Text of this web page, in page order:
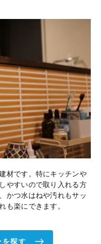
材です。特にキッチンや
やすいので取り入れる方
かつ水はねや汚れもサッ
も楽にできます。
を探す